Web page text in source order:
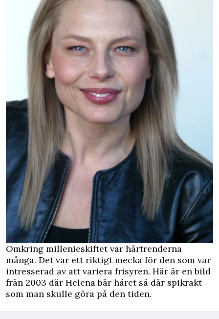
Omkring millenieskiftet var hårtrenderna
många. Det var ett riktigt mecka för den som var
intresserad av att variera frisyren. Här är en bild
från 2003 där Helena bär håret så där spikrakt
som man skulle göra på den tiden.